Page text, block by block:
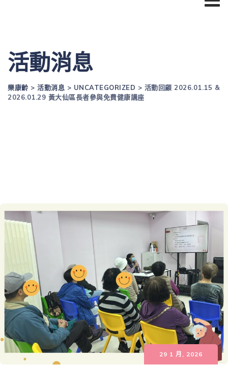
活動消息
樂康齡 > 活動消息 > UNCATEGORIZED > 活動回顧 2026.01.15 &
2026.01.29 黃大仙區長者參與免費健康講座
29 1 月, 2026